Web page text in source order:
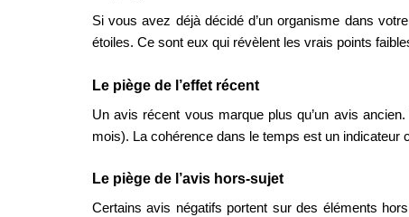
Si vous avez déjà décidé d’un organisme dans
étoiles. Ce sont eux qui révèlent les vrais points
Le piège de l’effet récent
Un avis récent vous marque plus qu’un avis
mois). La cohérence dans le temps est un indicateur
Le piège de l’avis hors-sujet
Certains avis négatifs portent sur des éléments